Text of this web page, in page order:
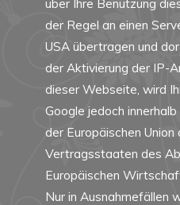
über Ihre Benutzung
der Regel an einen
USA übertragen und
der Aktivierung der IP-
dieser Webseite, wird
Google jedoch
der Europäischen Union
Vertragsstaaten des
Europäischen
Nur in Ausnahmefällen